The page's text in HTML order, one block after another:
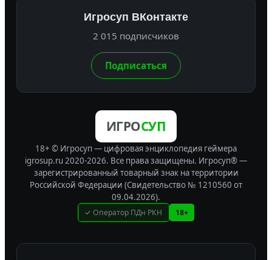
Игросуп ВКонтакте
2 015 подписчиков
Подписаться
ИГРОСУП
18+ © Игросуп — цифровая энциклопедия геймера
igrosup.ru 2020-2026. Все права защищены. Игросуп® —
зарегистрированный товарный знак на территории
Российской Федерации (Свидетельство № 1210560 от
09.04.2026).
✓ Оператор ПДн РКН 18+